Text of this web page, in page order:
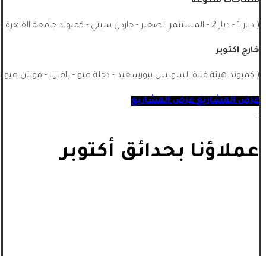
( ديار 1 - ديار 2 - المستثمر الصغير - جاردن سيتي - كمبوند جامعة القاهرة - الشيخ زايد - جميع احياء اكتوبر - اشجار سيتي - ماونتن فيو اكتوبر ...)
خارج اكتوبر
( كمبوند هيئة قناة السويس ببورسعيد - دجلة فيو - بافاريا - مونتن
عرض المشاريععرض المشاريع
_
عملاؤنا بحدائق أكتوبر